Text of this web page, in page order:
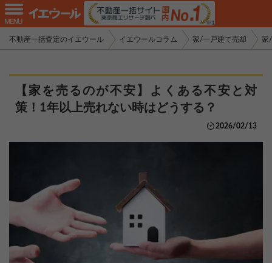
不動産一括査定のイエウール イエウールコラム 家/一戸建て売却 家
【家を売るのが不安】よくある不安と対
策！1年以上売れない時はどうする？
2026/02/13